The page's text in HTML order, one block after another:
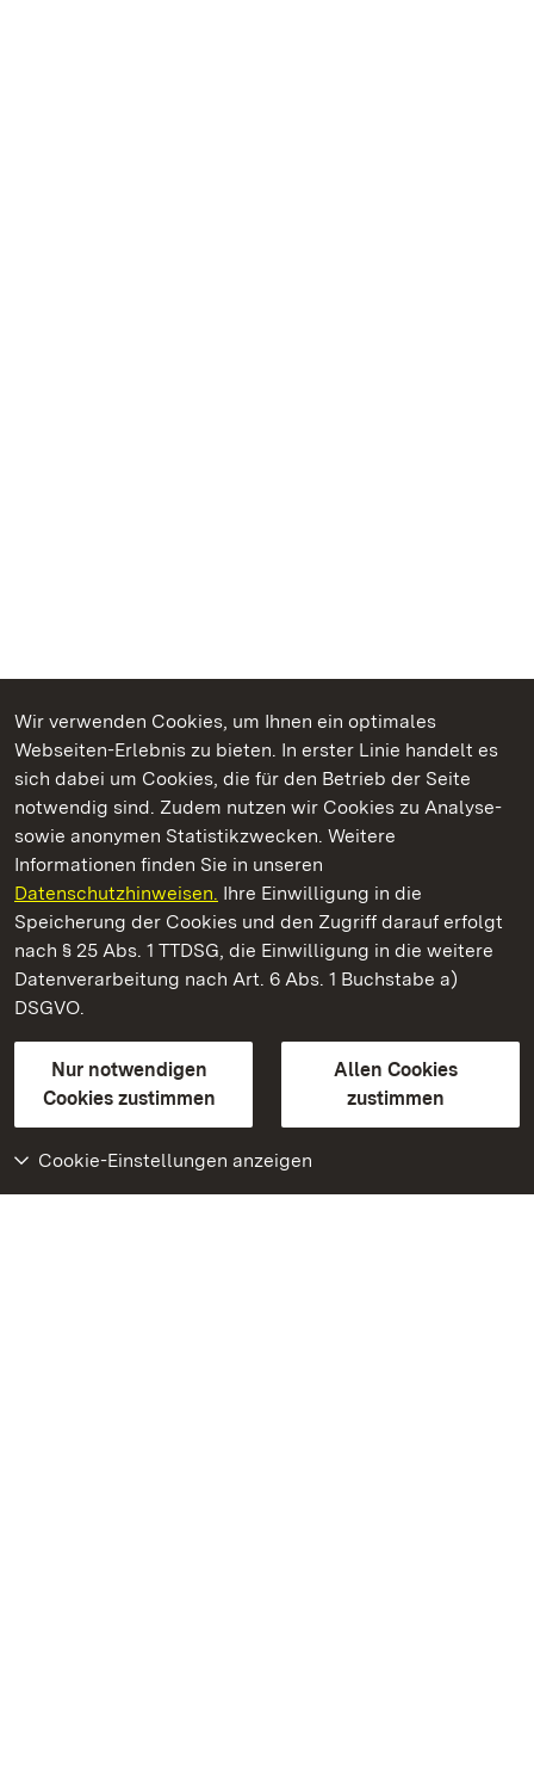
Wir verwenden Cookies, um Ihnen ein optimales
Webseiten-Erlebnis zu bieten. In erster Linie handelt es
sich dabei um Cookies, die für den Betrieb der Seite
notwendig sind. Zudem nutzen wir Cookies zu Analyse-
sowie anonymen Statistikzwecken. Weitere
Informationen finden Sie in unseren
Datenschutzhinweisen. Ihre Einwilligung in die
Speicherung der Cookies und den Zugriff darauf erfolgt
nach § 25 Abs. 1 TTDSG, die Einwilligung in die weitere
Datenverarbeitung nach Art. 6 Abs. 1 Buchstabe a)
DSGVO.
Nur notwendigen
Cookies zustimmen
Allen Cookies
zustimmen
Cookie-Einstellungen anzeigen
Kommen. Staunen. Genießen.
Staatliche Schlösser und Gärten Baden‑Württemberg
Staatliche Schlösser und Gärten Baden-Württemberg
Kontakt
GebärdenspracheLeichte Sprache
Erklärung zur Barrierefreiheit
BITV-konform (geprüfte Seiten)
Weiteres